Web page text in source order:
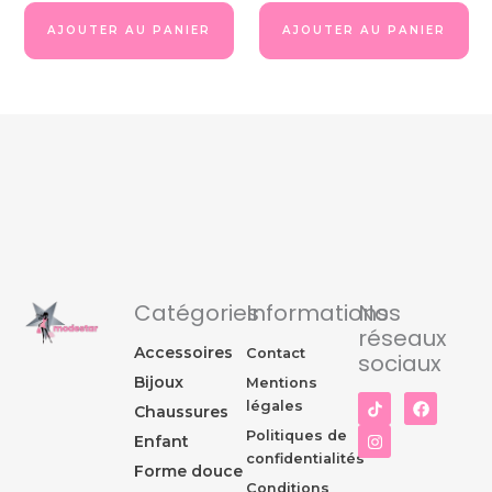
AJOUTER AU PANIER AJOUTER AU PANIER
Catégories
Accessoires
Bijoux
Chaussures
Enfant
Forme douce
Informations
Contact
Mentions
légales
Politiques de
confidentialités
Conditions
Nos
réseaux
sociaux
F
a
c
I
n
s
t
a